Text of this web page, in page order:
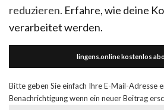
reduzieren. Erfahre, wie deine
verarbeitet werden.
lingens.online kostenlos
Bitte geben Sie einfach Ihre E-Mail-Adresse
Benachrichtigung wenn ein neuer Beitrag